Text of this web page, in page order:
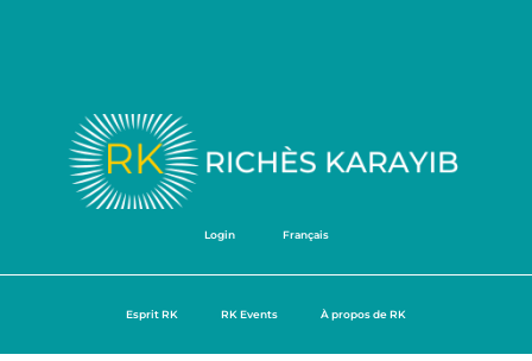
Login Français
Esprit RK RK Events À propos de RK